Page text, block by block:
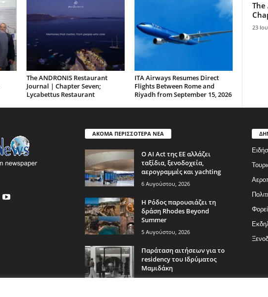
The ANDRONIS Restaurant
Journal | Chapter Seven;
Lycabettus Restaurant
ITA Airways Resumes Direct
Flights Between Rome and
Riyadh from September 15, 2026
The
23
ΑΚΟΜΑ ΠΕΡΙΣΣΟΤΕΡΑ ΝΕΑ
Ο AI Act της ΕΕ αλλάζει
ταξίδια, ξενοδοχεία,
αερογραμμές και yachting
6 Αυγούστου, 2026
Η Ρόδος παρουσιάζει τη
δράση Rhodes Beyond
Summer
5 Αυγούστου, 2026
Παράταση αιτήσεων για το
residency του Ιδρύματος
Μαμιδάκη
5 Αυγούστου, 2026